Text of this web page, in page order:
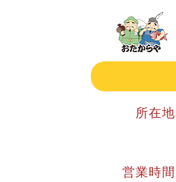
所在地
営業時間